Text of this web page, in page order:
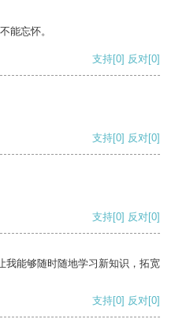
能忘怀。
支持[0] 反对[0]
支持[0] 反对[0]
支持[0] 反对[0]
我能够随时随地学习新知识，拓宽
支持[0] 反对[0]